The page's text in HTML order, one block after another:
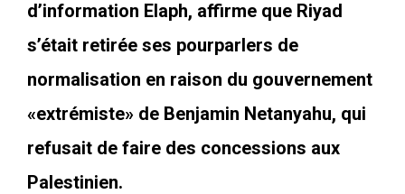
d’information Elaph, affirme que Riyad
s’était retirée ses pourparlers de
normalisation en raison du gouvernement
«extrémiste» de Benjamin Netanyahu, qui
refusait de faire des concessions aux
Palestinien.